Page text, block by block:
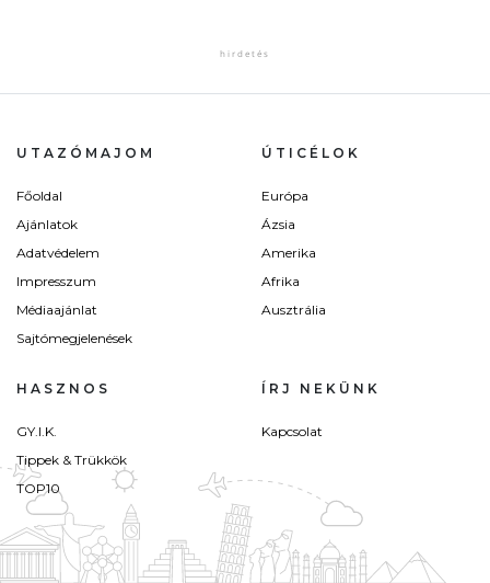
UTAZÓMAJOM
Főoldal
Ajánlatok
Adatvédelem
Impresszum
Médiaajánlat
Sajtómegjelenések
ÚTICÉLOK
Európa
Ázsia
Amerika
Afrika
Ausztrália
HASZNOS
GY.I.K.
Tippek & Trükkök
TOP10
ÍRJ NEKÜNK
Kapcsolat